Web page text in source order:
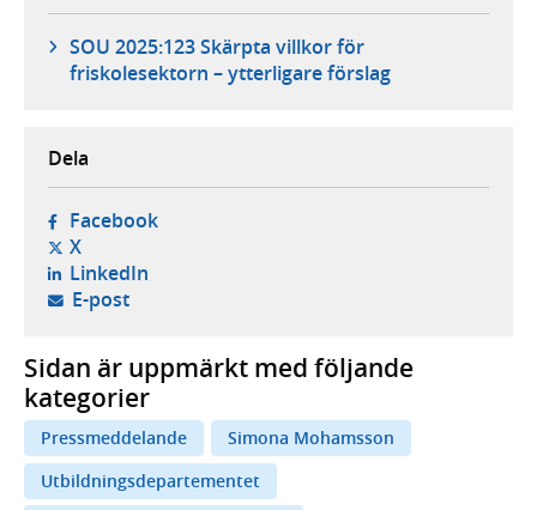
SOU 2025:123 Skärpta villkor för
friskolesektorn – ytterligare förslag
Dela
Facebook- öppnas i ny flik, extern webbplats,
X- öppnas i ny flik, extern webbplats,
LinkedIn- öppnas i ny flik, extern webbplats,
E-post- öppnar din e-postklient,
Sidan är uppmärkt med följande
kategorier
Pressmeddelande
Simona Mohamsson
Utbildningsdepartementet